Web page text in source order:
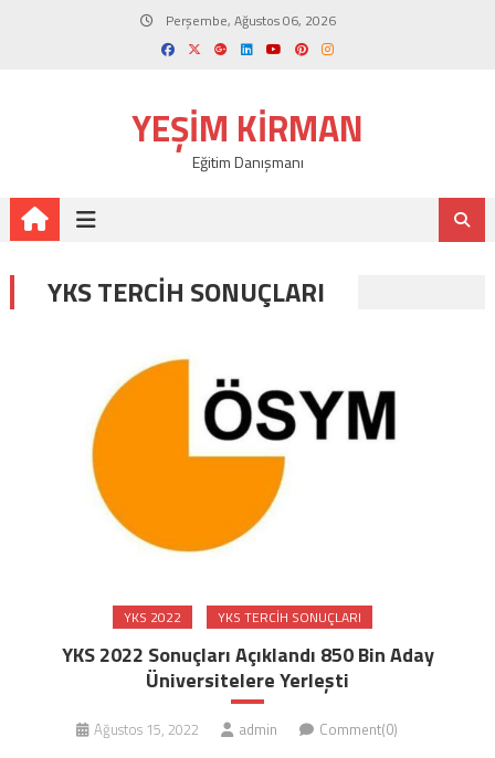
Perşembe, Ağustos 06, 2026
YEŞIM KIRMAN
Eğitim Danışmanı
YKS TERCIH SONUÇLARI
YKS 2022 YKS TERCIH SONUÇLARI
YKS 2022 Sonuçları Açıklandı 850 Bin Aday
Üniversitelere Yerleşti
Ağustos 15, 2022 admin Comment(0)